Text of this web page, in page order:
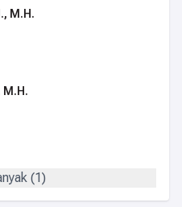
M.H.
M.H.
(1)